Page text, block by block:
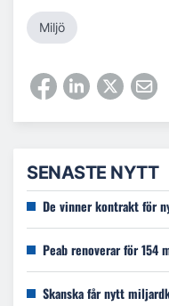
Miljö
SENASTE NYTT
De vinner kontrakt för
Peab renoverar för 154
Skanska får nytt